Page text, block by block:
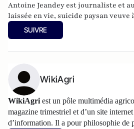
Antoine Jeandey est journaliste et
laissée en vie, suicide paysan veuve
SUIVRE
WikiAgri
WikiAgri est un pôle multimédia
magazine trimestriel et d’un site internet
d’information. Il a pour philosophie de